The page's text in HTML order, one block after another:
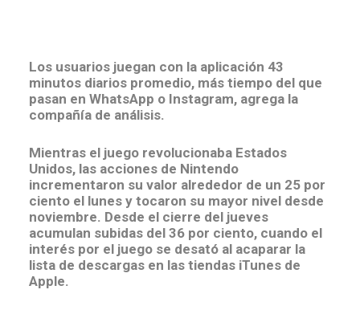
Los usuarios juegan con la aplicación 43
minutos diarios promedio, más tiempo del que
pasan en WhatsApp o Instagram, agrega la
compañía de análisis.
Mientras el juego revolucionaba Estados
Unidos, las acciones de Nintendo
incrementaron su valor alrededor de un 25 por
ciento el lunes y tocaron su mayor nivel desde
noviembre. Desde el cierre del jueves
acumulan subidas del 36 por ciento, cuando el
interés por el juego se desató al acaparar la
lista de descargas en las tiendas iTunes de
Apple.